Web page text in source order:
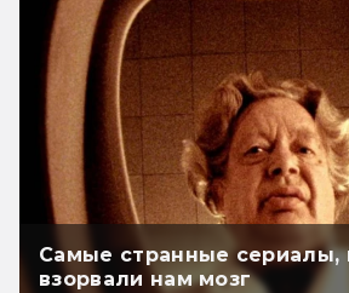
Самые странные сериалы,
взорвали нам мозг